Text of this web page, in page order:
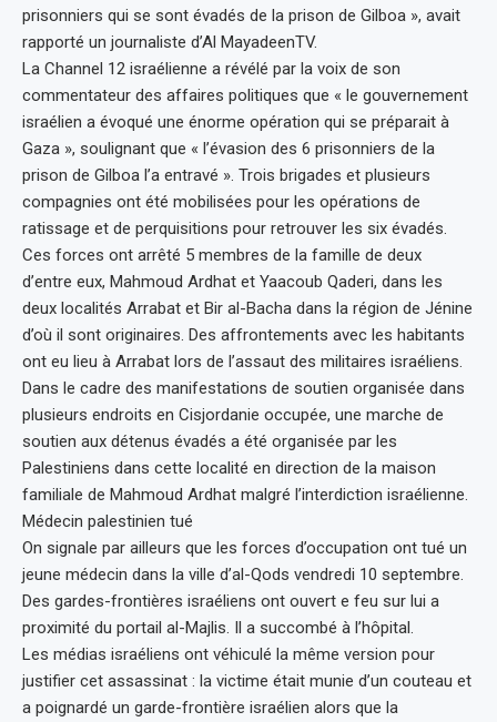
prisonniers qui se sont évadés de la prison de Gilboa », avait
rapporté un journaliste d’Al MayadeenTV.
La Channel 12 israélienne a révélé par la voix de son
commentateur des affaires politiques que « le gouvernement
israélien a évoqué une énorme opération qui se préparait à
Gaza », soulignant que « l’évasion des 6 prisonniers de la
prison de Gilboa l’a entravé ». Trois brigades et plusieurs
compagnies ont été mobilisées pour les opérations de
ratissage et de perquisitions pour retrouver les six évadés.
Ces forces ont arrêté 5 membres de la famille de deux
d’entre eux, Mahmoud Ardhat et Yaacoub Qaderi, dans les
deux localités Arrabat et Bir al-Bacha dans la région de Jénine
d’où il sont originaires. Des affrontements avec les habitants
ont eu lieu à Arrabat lors de l’assaut des militaires israéliens.
Dans le cadre des manifestations de soutien organisée dans
plusieurs endroits en Cisjordanie occupée, une marche de
soutien aux détenus évadés a été organisée par les
Palestiniens dans cette localité en direction de la maison
familiale de Mahmoud Ardhat malgré l’interdiction israélienne.
Médecin palestinien tué
On signale par ailleurs que les forces d’occupation ont tué un
jeune médecin dans la ville d’al-Qods vendredi 10 septembre.
Des gardes-frontières israéliens ont ouvert e feu sur lui a
proximité du portail al-Majlis. Il a succombé à l’hôpital.
Les médias israéliens ont véhiculé la même version pour
justifier cet assassinat : la victime était munie d’un couteau et
a poignardé un garde-frontière israélien alors que la